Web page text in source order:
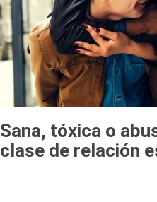
Sana, tóxica o
clase de relación